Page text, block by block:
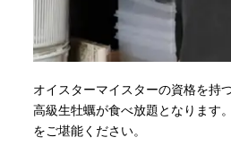
オイスターマイスターの資格を持
高級生牡蠣が食べ放題となります
をご堪能ください。